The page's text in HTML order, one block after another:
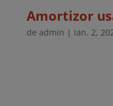
Amortizor
de admin | ian. 2,